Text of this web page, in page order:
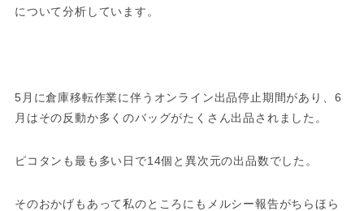
について分析しています。
5月に倉庫移転作業に伴うオンライン出品停止期間があり、6
月はその反動か多くのバッグがたくさん出品されました。
ピコタンも最も多い日で14個と異次元の出品数でした。
そのおかげもあって私のところにもメルシー報告がちらほら